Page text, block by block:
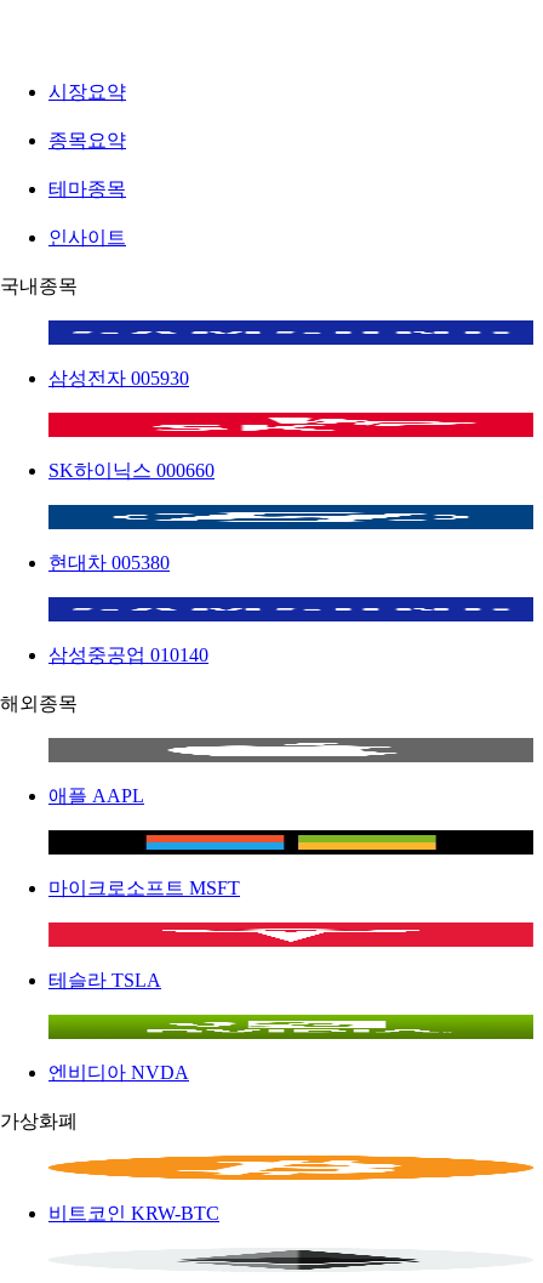
시장요약
종목요약
테마종목
인사이트
국내종목
삼성전자 005930
SK하이닉스 000660
현대차 005380
삼성중공업 010140
해외종목
애플 AAPL
마이크로소프트 MSFT
테슬라 TSLA
엔비디아 NVDA
가상화폐
비트코인 KRW-BTC